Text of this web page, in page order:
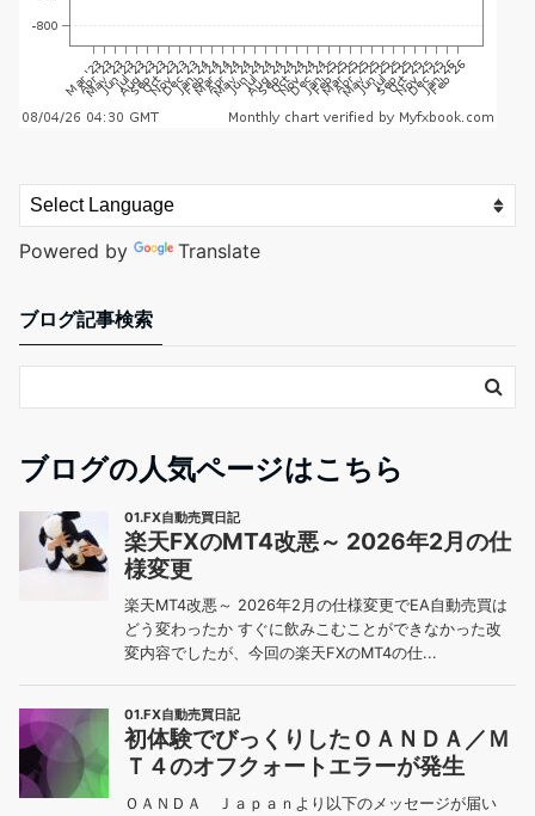
Powered by Translate
ブログ記事検索
ブログの人気ページはこちら